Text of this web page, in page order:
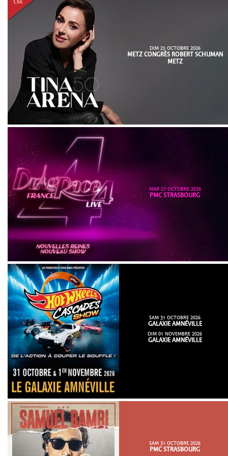
DIM 25 OCTOBRE 2026
METZ CONGRÈS ROBERT SCHUMAN
METZ
MAR 27 OCTOBRE 2026
PMC STRASBOURG
SAM 31 OCTOBRE 2026
GALAXIE AMNÉVILLE
DIM 01 NOVEMBRE 2026
GALAXIE AMNÉVILLE
SAM 31 OCTOBRE 2026
PMC STRASBOURG